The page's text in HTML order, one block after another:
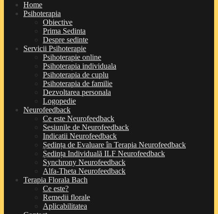
Home
Psihoterapia
Obiective
Prima Sedinta
Despre sedinte
Servicii Psihoterapie
Psihoterapie online
Psihoterapia individuala
Psihoterapia de cuplu
Psihoterapia de familie
Dezvoltarea personala
Logopedie
Neurofeedback
Ce este Neurofeedback
Sesiunile de Neurofeedback
Indicatii Neurofeedback
Ședința de Evaluare în Terapia Neurofeedback
Ședința Individuală ILF Neurofeedback
Synchrony Neurofeedback
Alfa-Theta Neurofeedback
Terapia Florala Bach
Ce este?
Remedii florale
Aplicabilitatea